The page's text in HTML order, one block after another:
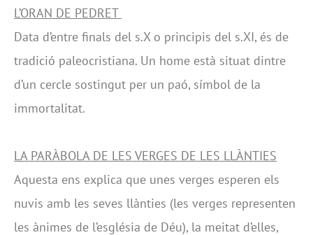
L’ORAN DE PEDRET
Data d’entre finals del s.X o principis del s.XI, és de
tradició paleocristiana. Un home està situat dintre
d’un cercle sostingut per un paó, símbol de la
immortalitat.
LA PARÀBOLA DE LES VERGES DE LES LLÀNTIES
Aquesta ens explica que unes verges esperen els
nuvis amb les seves llànties (les verges representen
les ànimes de l’església de Déu), la meitat d’elles,